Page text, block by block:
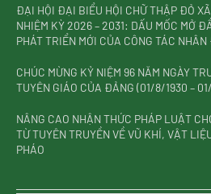
ĐẠI HỘI ĐẠI BIỂU HỘI CHỮ THẬP ĐỎ
NHIỆM KỲ 2026 – 2031: DẤU MỐC MỞ
PHÁT TRIỂN MỚI CỦA CÔNG TÁC NHÂN
CHÚC MỪNG KỶ NIỆM 96 NĂM NGÀY
TUYÊN GIÁO CỦA ĐẢNG (01/8/1930 –
NÂNG CAO NHẬN THỨC PHÁP LUẬT
TỪ TUYÊN TRUYỀN VỀ VŨ KHÍ, VẬT
PHÁO